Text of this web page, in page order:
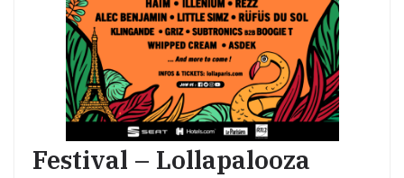
Festival – Lollapalooza